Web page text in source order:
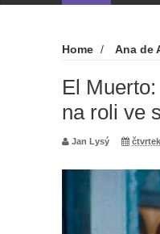
Home / Ana de
El
na roli ve
Jan Lysý